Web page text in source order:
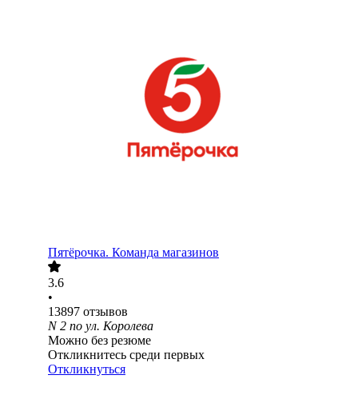
Пятёрочка. Команда магазинов
3.6
•
13897 отзывов
N 2 по ул. Королева
Можно без резюме
Откликнитесь среди первых
Откликнуться